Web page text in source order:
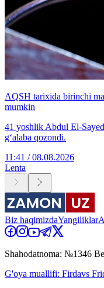
AQSH tarixida birinchi
mumkin
41 yoshlik Abdul El-
g‘alaba qozondi.
11:41 / 08.08.2026
Lenta
Biz haqimizdaYangiliklar
Shahodatnoma: №1346
G'oya muallifi: Firdavs